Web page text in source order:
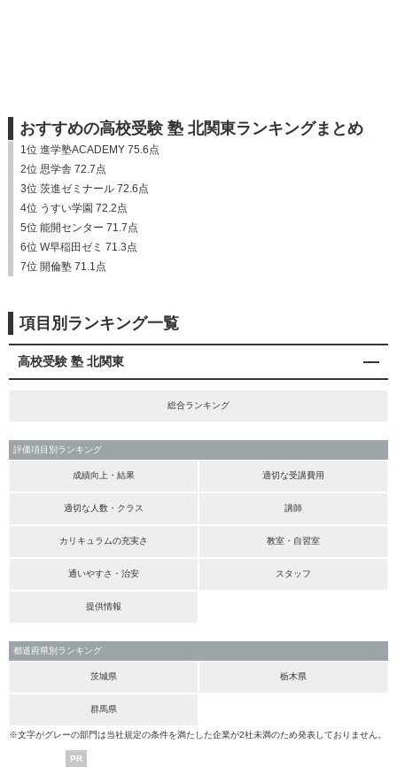
おすすめの高校受験 塾 北関東ランキングまとめ
1位 進学塾ACADEMY 75.6点
2位 思学舎 72.7点
3位 茨進ゼミナール 72.6点
4位 うすい学園 72.2点
5位 能開センター 71.7点
6位 W早稲田ゼミ 71.3点
7位 開倫塾 71.1点
項目別ランキング一覧
高校受験 塾 北関東
総合ランキング
評価項目別ランキング
成績向上・結果 適切な受講費用
適切な人数・クラス 講師
カリキュラムの充実さ 教室・自習室
通いやすさ・治安 スタッフ
提供情報
都道府県別ランキング
茨城県 栃木県
群馬県
※文字がグレーの部門は当社規定の条件を満たした企業が2社未満のため発表しておりません。
PR